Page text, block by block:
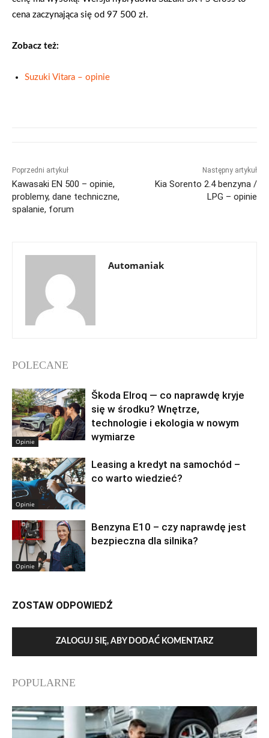
cena zaczynająca się od 97 500 zł.
Zobacz też:
Suzuki Vitara – opinie
Poprzedni artykuł
Kawasaki EN 500 – opinie,
problemy, dane techniczne,
spalanie, forum
Następny artykuł
Kia Sorento 2.4 benzyna /
LPG – opinie
Automaniak
POLECANE
Opinie
Škoda Elroq — co naprawdę kryje
się w środku? Wnętrze,
technologie i ekologia w nowym
wymiarze
Opinie
Leasing a kredyt na samochód –
co warto wiedzieć?
Opinie
Benzyna E10 – czy naprawdę jest
bezpieczna dla silnika?
ZOSTAW ODPOWIEDŹ
ZALOGUJ SIĘ, ABY DODAĆ KOMENTARZ
POPULARNE